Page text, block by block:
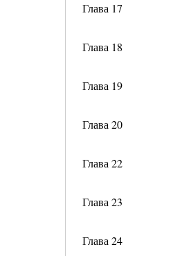
Глава 17
Глава 18
Глава 19
Глава 20
Глава 22
Глава 23
Глава 24